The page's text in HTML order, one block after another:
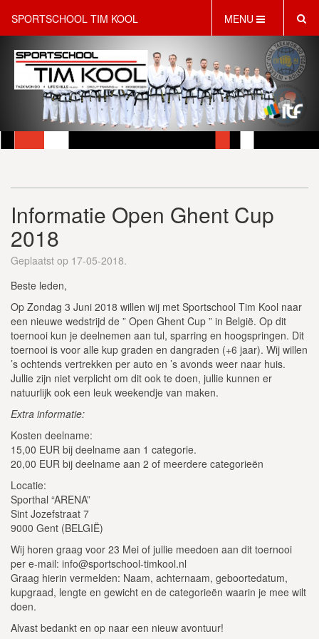
SPORTSCHOOL TIM KOOL MENU
HOME
INFORMATIE
LESAANBOD
ROOSTER
KINDERFEESTJES
WEBSHOP
SCHRIJF JE NU IN!
CONTACT
Informatie Open Ghent Cup
2018
Geplaatst op 17-05-2018.
Beste leden,
Op Zondag 3 Juni 2018 willen wij met Sportschool Tim Kool naar
een nieuwe wedstrijd de ” Open Ghent Cup ” in België. Op dit
toernooi kun je deelnemen aan tul, sparring en hoogspringen. Dit
toernooi is voor alle kup graden en dangraden (+6 jaar). Wij willen
’s ochtends vertrekken per auto en ’s avonds weer naar huis.
Jullie zijn niet verplicht om dit ook te doen, jullie kunnen er
natuurlijk ook een leuk weekendje van maken.
Extra informatie:
Kosten deelname:
15,00 EUR bij deelname aan 1 categorie.
20,00 EUR bij deelname aan 2 of meerdere categorieën
Locatie:
Sporthal “ARENA”
Sint Jozefstraat 7
9000 Gent (BELGIË)
Wij horen graag voor 23 Mei of jullie meedoen aan dit toernooi
per e-mail: info@sportschool-timkool.nl
Graag hierin vermelden: Naam, achternaam, geboortedatum,
kupgraad, lengte en gewicht en de categorieën waarin je mee wilt
doen.
Alvast bedankt en op naar een nieuw avontuur!